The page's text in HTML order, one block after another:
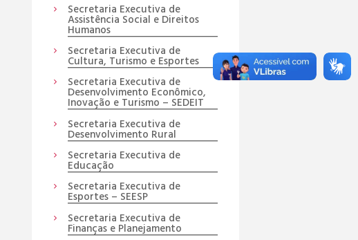
Secretaria Executiva de
Assistência Social e Direitos
Humanos
Secretaria Executiva de
Cultura, Turismo e Esportes
Secretaria Executiva de
Desenvolvimento Econômico,
Inovação e Turismo – SEDEIT
Secretaria Executiva de
Desenvolvimento Rural
Secretaria Executiva de
Educação
Secretaria Executiva de
Esportes – SEESP
Secretaria Executiva de
Finanças e Planejamento